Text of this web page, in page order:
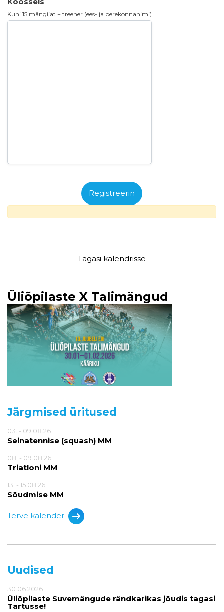
Üliõpilaste X Talimängud
Järgmised üritused
03. - 09.08.26
Seinatennise (squash) MM
08. - 09.08.26
Triatloni MM
13. - 15.08.26
Sõudmise MM
Terve kalender
Uudised
30.06.2026
Üliõpilaste Suvemängude rändkarikas jõudis tagasi
Tartusse!
Kuni 15 mängijat + treener (ees- ja perekonnanimi)
Tagasi kalendrisse